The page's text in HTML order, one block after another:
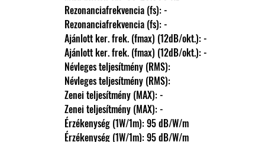
                Rezonanciafrekvencia (fs): -
                Rezonanciafrekvencia (fs): -
                Ajánlott ker. frek. (fmax) (12dB/okt.): -
                Ajánlott ker. frek. (fmax) (12dB/okt.): -
                Névleges teljesítmény (RMS):
                Névleges teljesítmény (RMS):
                Zenei teljesítmény (MAX): -
                Zenei teljesítmény (MAX): -
                Érzékenység (1W/1m): 95 dB/W/m
                Érzékenység (1W/1m): 95 dB/W/m